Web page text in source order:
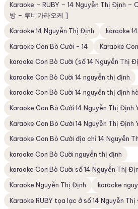
Karaoke – RUBY – 14 Nguyễn Thị Định –
방 – 루비가라오케 ]
Karaoke 14 Nguyễn Thị Định
karaoke
Karaoke Con Bò Cười - 14
Karaoke
karaoke Con Bò Cười (số 14 Nguyễn Thị
karaoke Con Bò Cười 14 nguyễn thị định
karaoke Con Bò Cười 14 nguyễn thị định
Karaoke Con Bò Cười 14 Nguyễn Thị Định
Karaoke Con Bò Cười 14 Nguyễn Thị Định
Karaoke Con Bò Cười địa chỉ 14 Nguyễn
karaoke Con Bò Cười nguyễn thị định
karaoke Con Bò Cười số 14 Nguyễn Thị
Karaoke Nguyễn Thị Định
karaoke
Karaoke RUBY tọa lạc ở số 14 Nguyễn Thị